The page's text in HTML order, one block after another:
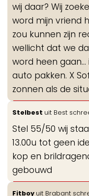
wij daar? Wij
word mijn vriend
zou kunnen zijn
wellicht dat we
word heen
auto pakken. X
zonnen als de
Stelbest uit Best
Stel 55/50 wij
13.00u tot geen
kop en
gebouwd
Fitboy uit Brabant